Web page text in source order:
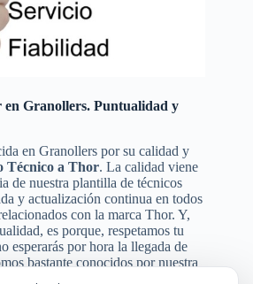
en Granollers. Puntualidad y
en Granollers por su calidad y
Técnico a Thor. La calidad viene
de nuestra plantilla de técnicos
y actualización continua en todos
con la marca Thor. Y,
es porque, respetamos tu
esperarás por hora la llegada de
bastante conocidos por nuestra
a ti y a tu equipo Thor un